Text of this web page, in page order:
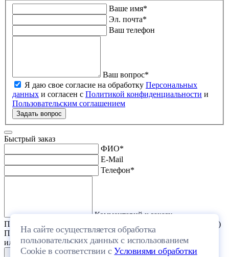
Ваше имя*
Эл. почта*
Ваш телефон
Ваш вопрос*
Я даю свое согласие на обработку Персональных
данных и согласен с Политикой конфиденциальности и
Пользовательским соглашением
Задать вопрос
На сайте осуществляется обработка
пользовательских данных с использованием
Cookie в соответствии сУсловиями обработки
Быстрый заказ
ФИО*
E-Mail
Телефон*
Комментарий к заказу
Прикрепить файл (проект дома или список стройматериалов)
Перетащите один или несколько файлов в эту область
или выберите файл на компьютере